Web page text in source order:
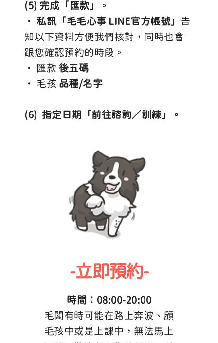
(5) 完成「匯款」
。
• 私訊「毛毛心事 LINE官方帳號」 告
知以下資料方便我們核對，同時也會
跟您確認預約的時段。
• 匯款 後五碼
• 毛孩 品種/名字
(6) 指定日期「前往諮詢／訓練」。
-立即預約-
時間：08:00-20:00
毛闆有時可能在路上奔波、顧
毛孩中或是上課中，無法馬上